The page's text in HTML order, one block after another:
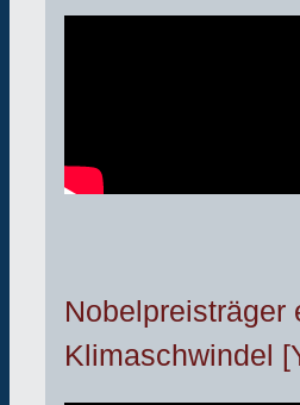
Nobelpreisträger
Klimaschwindel